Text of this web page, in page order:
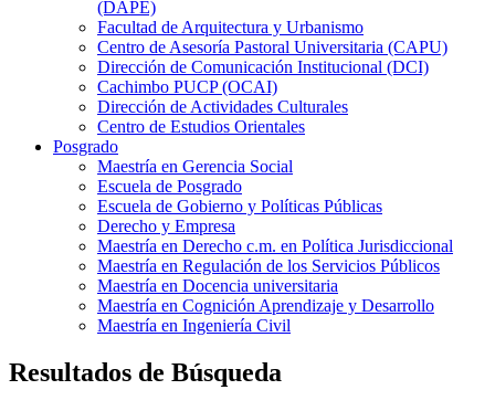
(DAPE)
Facultad de Arquitectura y Urbanismo
Centro de Asesoría Pastoral Universitaria (CAPU)
Dirección de Comunicación Institucional (DCI)
Cachimbo PUCP (OCAI)
Dirección de Actividades Culturales
Centro de Estudios Orientales
Posgrado
Maestría en Gerencia Social
Escuela de Posgrado
Escuela de Gobierno y Políticas Públicas
Derecho y Empresa
Maestría en Derecho c.m. en Política Jurisdiccional
Maestría en Regulación de los Servicios Públicos
Maestría en Docencia universitaria
Maestría en Cognición Aprendizaje y Desarrollo
Maestría en Ingeniería Civil
Resultados de Búsqueda